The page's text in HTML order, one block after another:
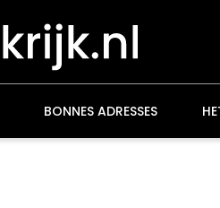
BONNES ADRESSES